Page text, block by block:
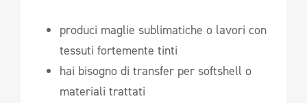
produci maglie sublimatiche o lavori con
tessuti fortemente tinti
hai bisogno di transfer per softshell o
materiali trattati